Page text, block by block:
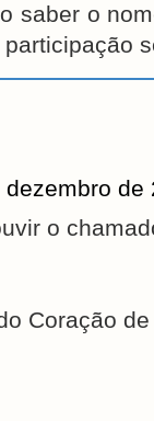
saber o
dezembro de
o
Coração